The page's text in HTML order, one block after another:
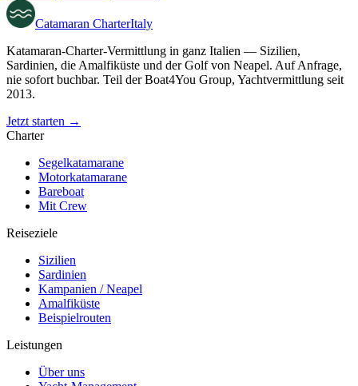
Catamaran CharterItaly
Katamaran-Charter-Vermittlung in ganz Italien — Sizilien,
Sardinien, die Amalfiküste und der Golf von Neapel. Auf Anfrage,
nie sofort buchbar. Teil der Boat4You Group, Yachtvermittlung seit
2013.
Jetzt starten →
Charter
Segelkatamarane
Motorkatamarane
Bareboat
Mit Crew
Reiseziele
Sizilien
Sardinien
Kampanien / Neapel
Amalfiküste
Beispielrouten
Leistungen
Über uns